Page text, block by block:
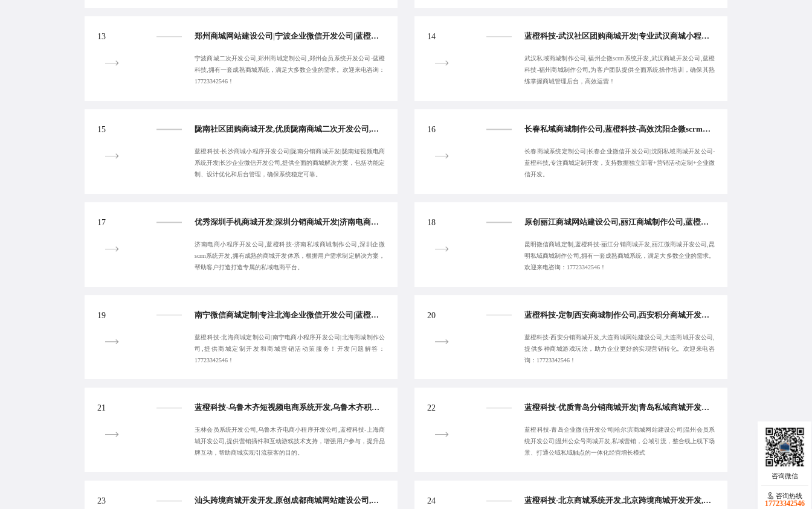
13 郑州商城网站建设公司|宁波企业微信开发公司|蓝橙科技-高效宁波商城二次开发公司|郑州商城定制公司-高效开发交付
宁波商城二次开发公司,郑州商城定制公司,郑州会员系统开发公司-蓝橙
科技,拥有一套成熟商城系统，满足大多数企业的需求。欢迎来电咨询：
17723342546！
14 蓝橙科技-武汉社区团购商城开发|专业武汉商城小程序开发公司|武汉私域商城制作公司-提供专属服务
武汉私域商城制作公司,福州企微scrm系统开发,武汉商城开发公司,蓝橙
科技-福州商城制作公司,为客户团队提供全面系统操作培训，确保其熟
练掌握商城管理后台，高效运营！
15 陇南社区团购商城开发,优质陇南商城二次开发公司,长沙商城小程序开发公司,蓝橙科技-陇南分销商城开发-确保长期稳定运行
蓝橙科技-长沙商城小程序开发公司|陇南分销商城开发|陇南短视频电商
系统开发|长沙企业微信开发公司,提供全面的商城解决方案，包括功能定
制、设计优化和后台管理，确保系统稳定可靠。
16 长春私域商城制作公司,蓝橙科技-高效沈阳企微scrm系统开发,长春商城系统定制公司-10年经验
长春商城系统定制公司|长春企业微信开发公司|沈阳私域商城开发公司-
蓝橙科技,专注商城定制开发，支持数据独立部署+营销活动定制+企业微
信开发。
17 优秀深圳手机商城开发|深圳分销商城开发|济南电商小程序开发公司|蓝橙科技-济南私域商城制作公司-品质交付:17723342546
济南电商小程序开发公司,蓝橙科技-济南私域商城制作公司,深圳企微
scrm系统开发,拥有成熟的商城开发体系，根据用户需求制定解决方案，
帮助客户打造打造专属的私域电商平台。
18 原创丽江商城网站建设公司,丽江商城制作公司,蓝橙科技-昆明微信商城定制,丽江分销商城开发-服务高效
昆明微信商城定制,蓝橙科技-丽江分销商城开发,丽江微商城开发公司,昆
明私域商城制作公司,拥有一套成熟商城系统，满足大多数企业的需求。
欢迎来电咨询：17723342546！
19 南宁微信商城定制|专注北海企业微信开发公司|蓝橙科技-北海商城定制公司|南宁电商小程序开发公司-助力品牌高效发展
蓝橙科技-北海商城定制公司|南宁电商小程序开发公司|北海商城制作公
司,提供商城定制开发和商城营销活动策服务！开发问题解答：
17723342546！
20 蓝橙科技-定制西安商城制作公司,西安积分商城开发公司,西安分销商城开发-提供长期性服务
蓝橙科技-西安分销商城开发,大连商城网站建设公司,大连商城开发公司,
提供多种商城游戏玩法，助力企业更好的实现营销转化。欢迎来电咨
询：17723342546！
21 蓝橙科技-乌鲁木齐短视频电商系统开发,乌鲁木齐积分商城开发公司,专注玉林会员系统开发公司
玉林会员系统开发公司,乌鲁木齐电商小程序开发公司,蓝橙科技-上海商
城开发公司,提供营销插件和互动游戏技术支持，增强用户参与，提升品
牌互动，帮助商城实现引流获客的目的。
22 蓝橙科技-优质青岛分销商城开发|青岛私域商城开发公司|青岛企业微信开发公司|哈尔滨商城网站建设公司-欢迎来电:17723342546
蓝橙科技-青岛企业微信开发公司|哈尔滨商城网站建设公司|温州会员系
统开发公司|温州公众号商城开发,私域营销，公域引流，整合线上线下场
景、打通公域私域触点的一体化经营增长模式
23 汕头跨境商城开发开发,原创成都商城网站建设公司,汕头商城系统开发-蓝橙科技-致力于合作共赢 24 蓝橙科技-北京商城系统开发,北京跨境商城开发开发,汉中商城定制公司,银川企业微信开发公司
咨询热线
17723342546